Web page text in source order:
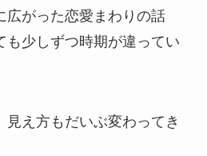
広がった恋愛まわりの話
も少しずつ時期が違ってい
見え方もだいぶ変わってき